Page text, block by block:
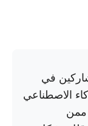
في
الاصطناعي
اليدوية، لكن 23% ممن